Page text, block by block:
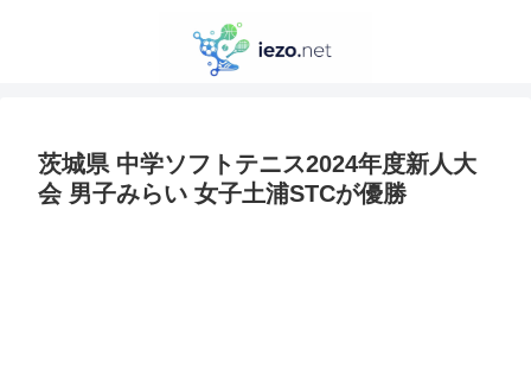
茨城県 中学ソフトテニス2024年度新人大
会 男子みらい 女子土浦STCが優勝